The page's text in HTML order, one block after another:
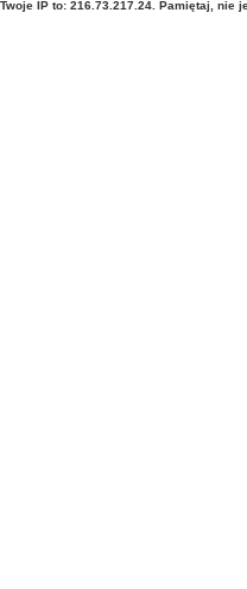
Twoje IP to: 216.73.217.24. Pamiętaj, nie